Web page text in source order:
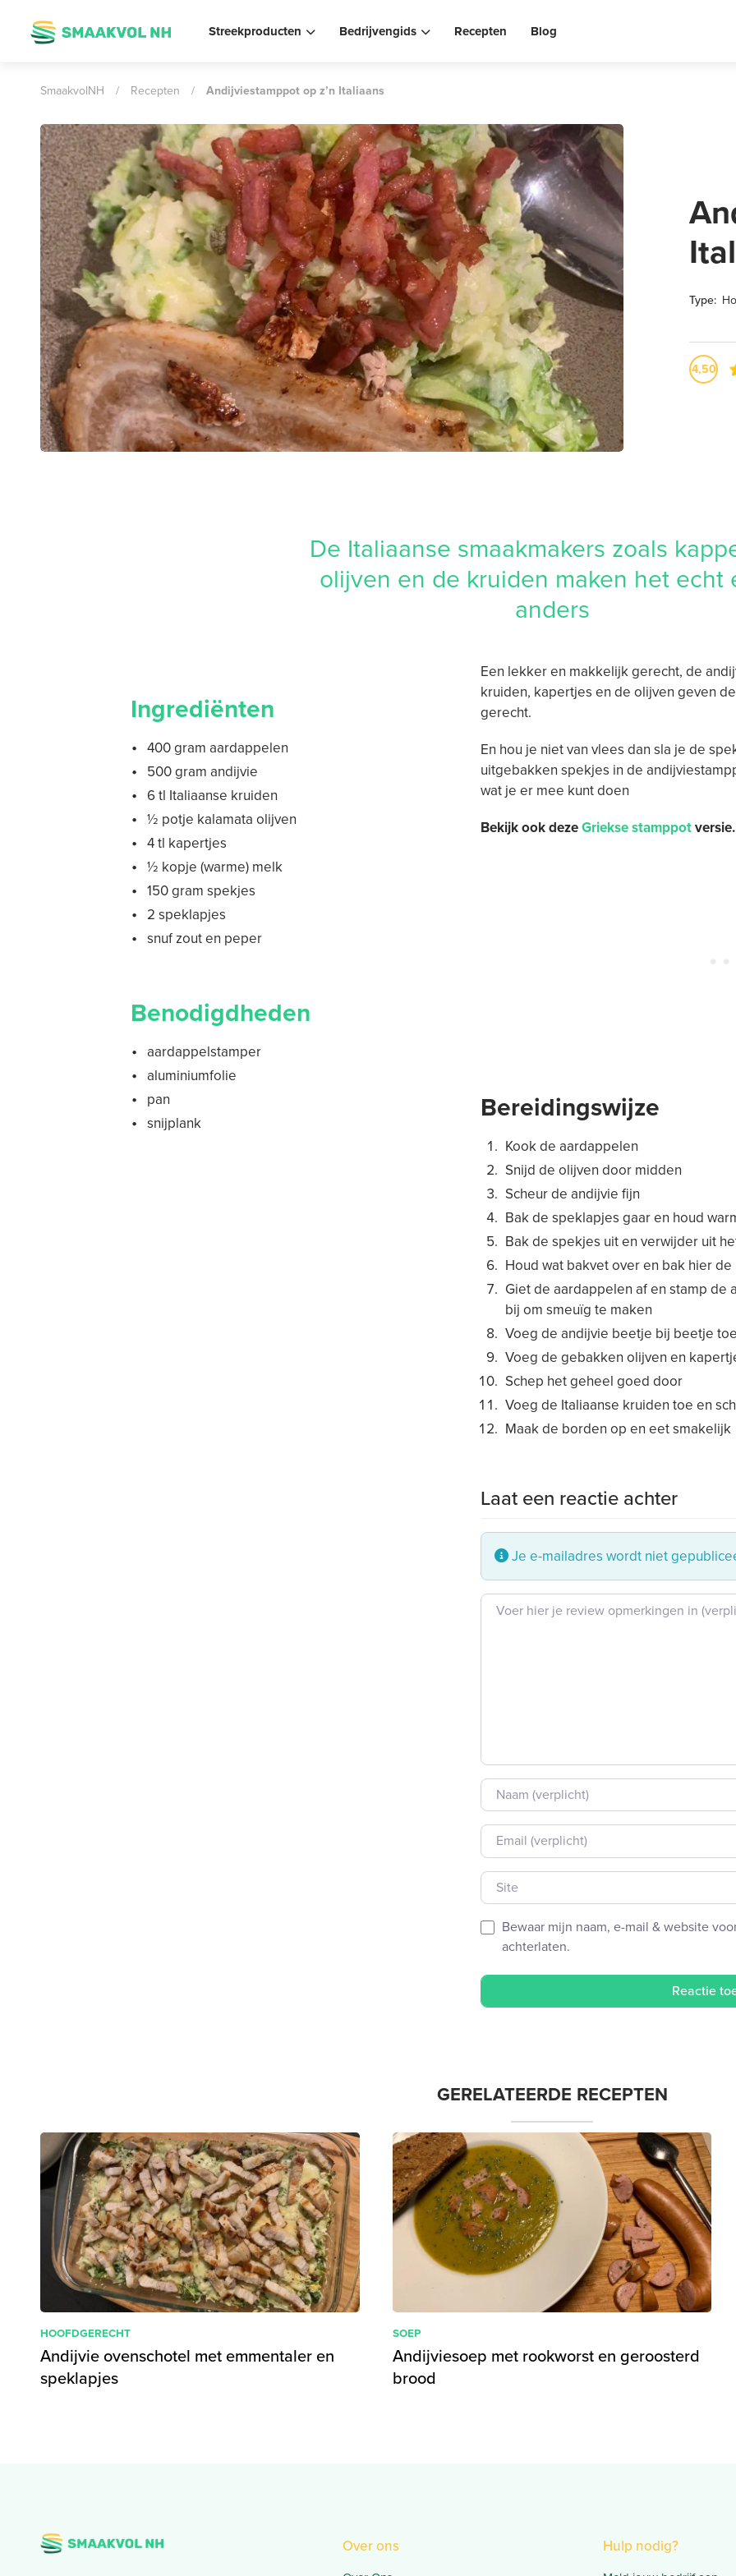
Streekproducten Bedrijvengids Recepten Blog
SmaakvolNH / Recepten / Andijviestamppot op z’n Italiaans
Type:
4,50
De Italiaanse smaakmakers zoals
olijven en de kruiden maken het echt
anders
Ingrediënten
400 gram aardappelen
500 gram andijvie
6 tl Italiaanse kruiden
½ potje kalamata olijven
4 tl kapertjes
½ kopje (warme) melk
150 gram spekjes
2 speklapjes
snuf zout en peper
Benodigdheden
aardappelstamper
aluminiumfolie
pan
snijplank
Een lekker en makkelijk gerecht, de
kruiden, kapertjes en de olijven geven
gerecht.
En hou je niet van vlees dan sla je de
uitgebakken spekjes in de
wat je er mee kunt doen
Bekijk ook dezeGriekse stamppotversie.
Bereidingswijze
Kook de aardappelen
Snijd de olijven door midden
Scheur de andijvie fijn
Bak de speklapjes gaar en houd
Bak de spekjes uit en verwijder uit
Houd wat bakvet over en bak hier
Giet de aardappelen af en stamp de
bij om smeuïg te maken
Voeg de andijvie beetje bij beetje
Voeg de gebakken olijven en
Schep het geheel goed door
Voeg de Italiaanse kruiden toe en
Maak de borden op en eet smakelijk
Laat een reactie achter
Je e-mailadres wordt niet
Beoordeling tekst
Naam
E-mail
Site
Bewaar mijn naam, e-mail & website
achterlaten.
GERELATEERDE RECEPTEN
HOOFDGERECHT
Andijvie ovenschotel met emmentaler en
speklapjes
SOEP
Andijviesoep met rookworst en geroosterd
brood
Over ons Hulp nodig?